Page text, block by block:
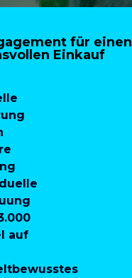
für einen
Einkauf
auf